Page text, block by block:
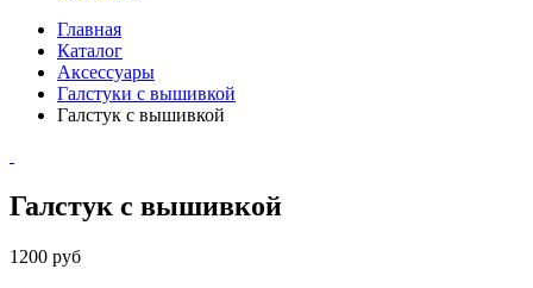
Главная
Каталог
Аксессуары
Галстуки с вышивкой
Галстук с вышивкой
Галстук с вышивкой
1200 руб